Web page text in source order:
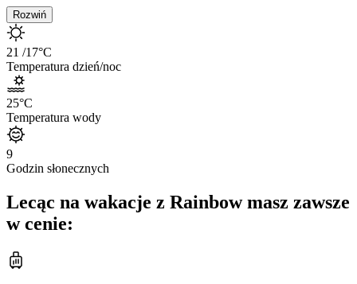
Rozwiń
21 /17°C
Temperatura dzień/noc
25°C
Temperatura wody
9
Godzin słonecznych
Lecąc na wakacje z Rainbow masz zawsze
w cenie: